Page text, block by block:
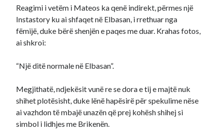
Reagimi i vetëm i Mateos ka qenë indirekt, përmes një
Instastory ku ai shfaqet në Elbasan, i rrethuar nga
fëmijë, duke bërë shenjën e paqes me duar. Krahas fotos,
ai shkroi:
“Një ditë normale në Elbasan”.
Megjithatë, ndjekësit vunë re se dora e tij e majtë nuk
shihet plotësisht, duke lënë hapësirë për spekulime nëse
ai vazhdon të mbajë unazën që prej kohësh shihej si
simbol i lidhjes me Brikenën.